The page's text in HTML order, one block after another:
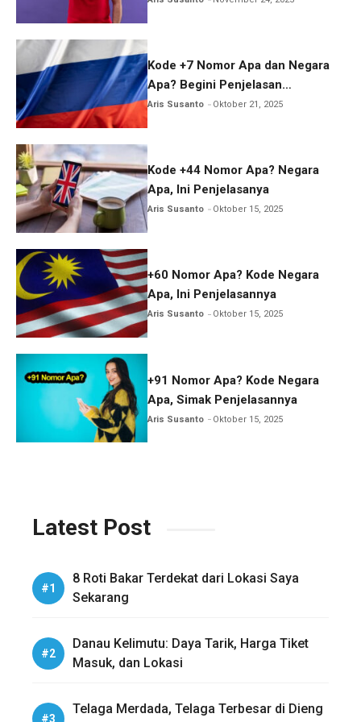
Kode +7 Nomor Apa dan Negara
Apa? Begini Penjelasan
Lengkapnya
Aris Susanto Oktober 21, 2025
Kode +44 Nomor Apa? Negara
Apa, Ini Penjelasanya
Aris Susanto Oktober 15, 2025
+60 Nomor Apa? Kode Negara
Apa, Ini Penjelasannya
Aris Susanto Oktober 15, 2025
+91 Nomor Apa? Kode Negara
Apa, Simak Penjelasannya
Aris Susanto Oktober 15, 2025
Latest Post
8 Roti Bakar Terdekat dari Lokasi Saya
Sekarang
Danau Kelimutu: Daya Tarik, Harga Tiket
Masuk, dan Lokasi
Telaga Merdada, Telaga Terbesar di Dieng